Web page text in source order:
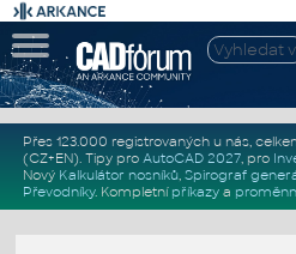
Přes 123.000 registrovaných u nás,
(CZ+EN). Tipy pro AutoCAD 2027, pro
Nový Kalkulátor nosníků, Spirograf
Převodníky. Kompletní příkazya